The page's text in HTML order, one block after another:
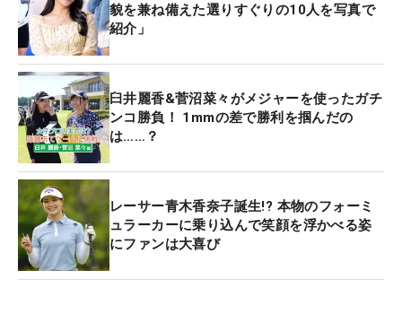
貌を兼ね備えた選りすぐりの10人を写真で
紹介」
臼井麗香&菅沼菜々がメジャーを使ったガチ
ンコ勝負！ 1mmの差で勝利を掴んだの
は……？
レーサー青木香奈子誕生!? 本物のフォーミ
ュラーカーに乗り込んで笑顔を浮かべる姿
にファンは大喜び